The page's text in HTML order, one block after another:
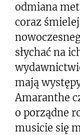
odmiana
coraz
słychać na
mają
Amaranthe
o porządne
musicie się